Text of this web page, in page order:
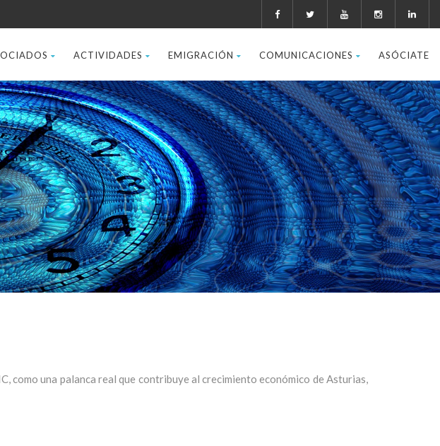
ACTIVIDADES EMIGRACIÓN COMUNICACIONES ASÓCIATE
como una palanca real que contribuye al crecimiento económico de Asturias,